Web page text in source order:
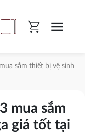
shopping_cart menu
sắm thiết bị vệ sinh
mua sắm
giá tốt tại